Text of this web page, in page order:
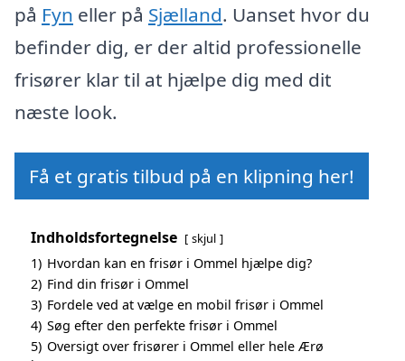
på Fyn eller på Sjælland. Uanset hvor du
befinder dig, er der altid professionelle
frisører klar til at hjælpe dig med dit
næste look.
Få et gratis tilbud på en klipning her!
Indholdsfortegnelse skjul
1) Hvordan kan en frisør i Ommel hjælpe dig?
2) Find din frisør i Ommel
3) Fordele ved at vælge en mobil frisør i Ommel
4) Søg efter den perfekte frisør i Ommel
5) Oversigt over frisører i Ommel eller hele Ærø